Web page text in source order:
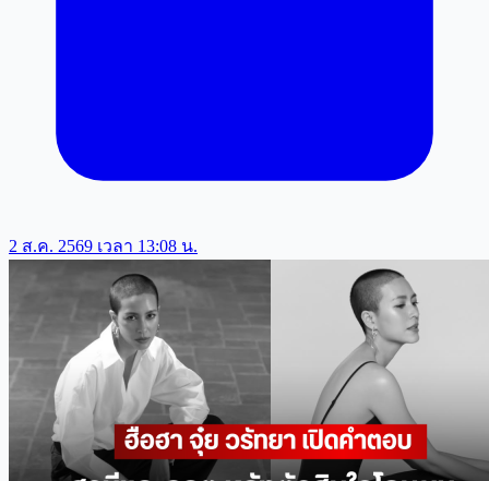
2 ส.ค. 2569 เวลา 13:08 น.